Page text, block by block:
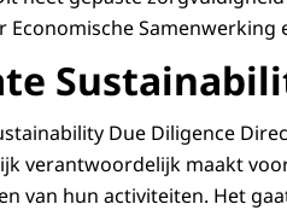
Economische Samenwerking
Due Diligence
verantwoordelijk maakt
van hun activiteiten. Het